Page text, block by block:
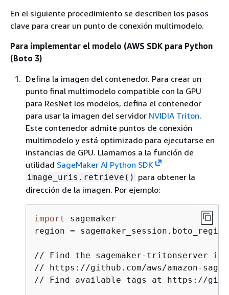
En el siguiente procedimiento se describen los pasos
clave para crear un punto de conexión multimodelo.
Para implementar el modelo (AWS SDK para Python
(Boto 3)
Defina la imagen del contenedor. Para crear un
punto final multimodelo compatible con la GPU
para ResNet los modelos, defina el contenedor
para usar la imagen del servidor NVIDIA Triton.
Este contenedor admite puntos de conexión
multimodelo y está optimizado para ejecutarse en
instancias de GPU. Llamamos a la función de
utilidad SageMaker AI Python SDK
image_uris.retrieve() para obtener la
dirección de la imagen. Por ejemplo:
import
sagemaker
region =
// Find the sagemaker-tritonserver
// https://github.com/aws/amazon-
// Find available tags at https://